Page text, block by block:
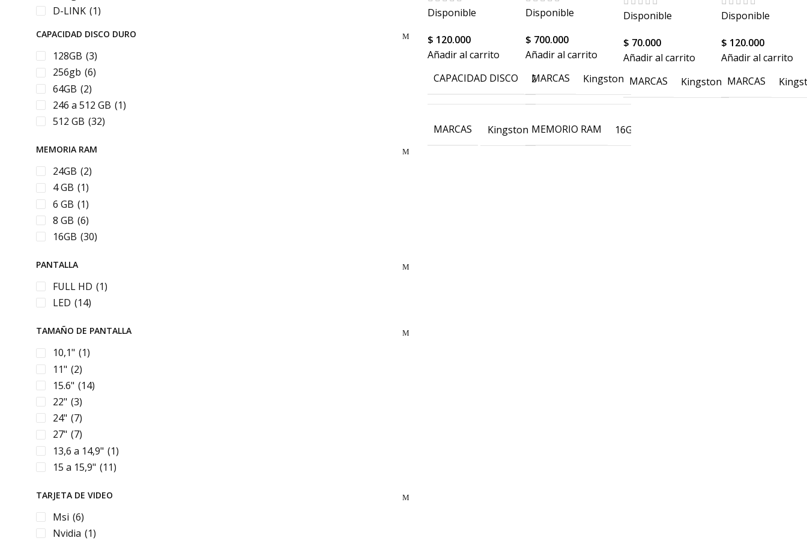
D-LINK (1)
Hewlett Packard
HYPERX (4)
Jaltech (99)
JBL (3)
JYR (20)
LG (4)
Mercusys
MSI (6)
Oraimo
PATRIOT
RAZER
Redragon (23)
T-DAGGER
TP-LINK (4)
VSG
(4)
Xiaomi
XPG (3)
CAPACIDAD DISCO DURO
128GB (3)
256gb (6)
64GB (2)
246 a 512 GB (1)
512 GB (32)
MEMORIA RAM
24GB (2)
4 GB (1)
6 GB (1)
8 GB (6)
16GB (30)
PANTALLA
FULL HD (1)
LED (14)
TAMAÑO DE PANTALLA
10,1" (1)
11" (2)
15.6" (14)
22" (3)
24" (7)
27" (7)
13,6 a 14,9" (1)
15 a 15,9" (11)
TARJETA DE VIDEO
Msi (6)
Nvidia (1)
Disponible
$ 120.000
Añadir al carrito
CAPACIDAD DISCO
256gb
MARCAS Kingston
Disponible
$ 700.000
Añadir al carrito
MARCAS
Kingston
MEMORIO RAM 16GB
Disponible
$ 70.000
Añadir al carrito
MARCAS
Kingston
Disponible
$ 120.000
Añadir al carrito
MARCAS